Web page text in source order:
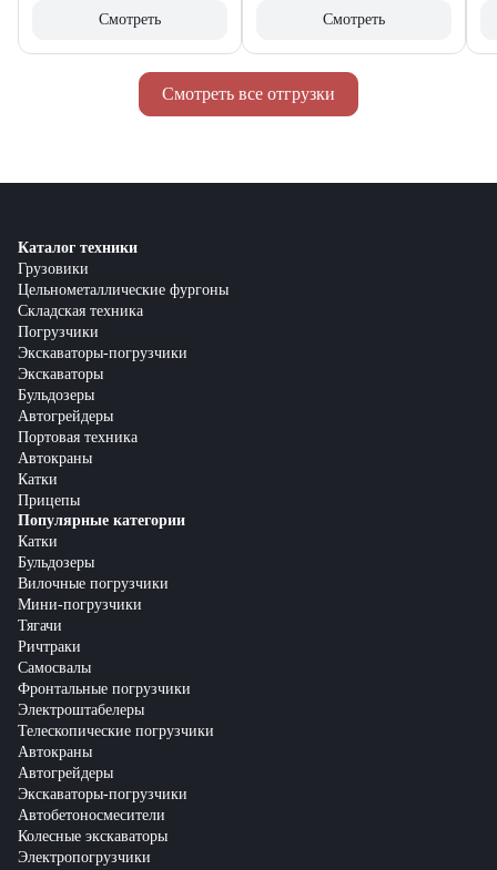
Смотреть все отгрузки
Смотреть Смотреть
Каталог техники
Грузовики
Цельнометаллические фургоны
Складская техника
Погрузчики
Экскаваторы-погрузчики
Экскаваторы
Бульдозеры
Автогрейдеры
Портовая техника
Автокраны
Катки
Прицепы
Популярные категории
Катки
Бульдозеры
Вилочные погрузчики
Мини-погрузчики
Тягачи
Ричтраки
Самосвалы
Фронтальные погрузчики
Электроштабелеры
Телескопические погрузчики
Автокраны
Автогрейдеры
Экскаваторы-погрузчики
Автобетоносмесители
Колесные экскаваторы
Электропогрузчики